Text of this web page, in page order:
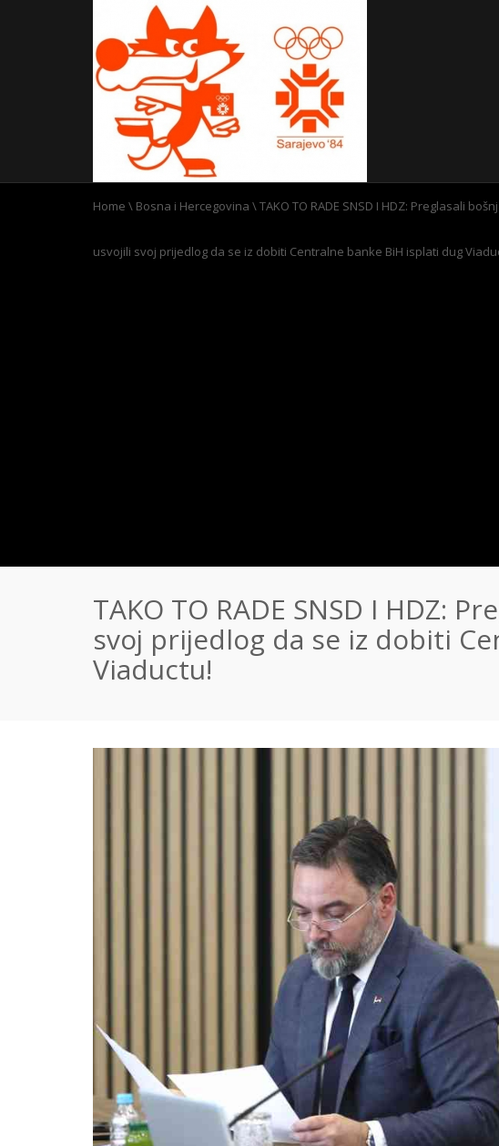
Home \ Bosna i Hercegovina \TAKO TO RADE SNSD I HDZ: Preglasali
usvojili svoj prijedlog da se iz dobiti Centralne banke BiH isplati dug
TAKO TO RADE SNSD I HDZ:
svoj prijedlog da se iz dobiti
Viaductu!